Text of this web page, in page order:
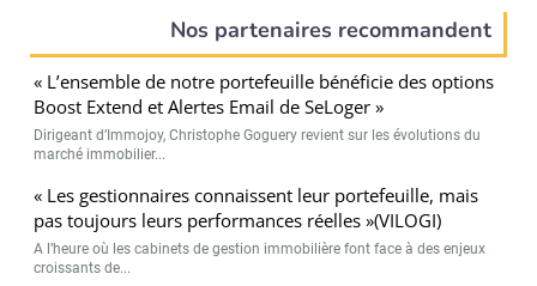
Nos partenaires recommandent
« L’ensemble de notre portefeuille bénéficie des options
Boost Extend et Alertes Email de SeLoger »
Dirigeant d’Immojoy, Christophe Goguery revient sur les évolutions du
marché immobilier...
« Les gestionnaires connaissent leur portefeuille, mais
pas toujours leurs performances réelles »(VILOGI)
A l’heure où les cabinets de gestion immobilière font face à des enjeux
croissants de...